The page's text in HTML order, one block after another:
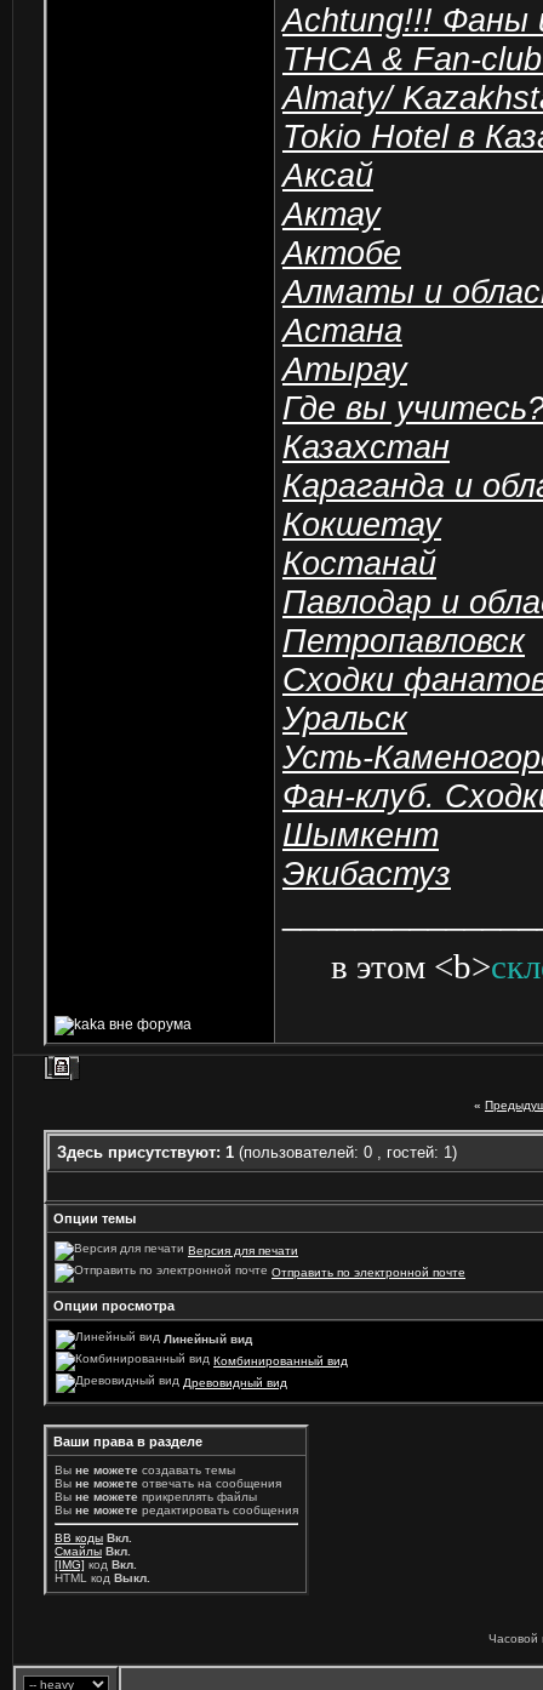
Achtung!!! Фаны
THCA & Fan-
Almaty/
Tokio Hotel в
Аксай
Актау
Актобе
Алматы и
Астана
Атырау
Где вы
Казахстан
Караганда и
Кокшетау
Костанай
Павлодар и
Петропавловск
Сходки
Уральск
Усть-
Фан-клуб.
Шымкент
Экибастуз
в этом <b>
«
Здесь присутствуют: 1 (пользователей: 0 , гостей: 1)
Опции темы
Версия для печати
Отправить по электронной почте
Опции просмотра
Линейный вид
Комбинированный вид
Древовидный вид
Ваши права в разделе
Вы не можете создавать темы
Вы не можете отвечать на сообщения
Вы не можете прикреплять файлы
Вы не можете редактировать сообщения
BB коды Вкл.
Смайлы Вкл.
[IMG] код Вкл.
HTML код Выкл.
Часовой